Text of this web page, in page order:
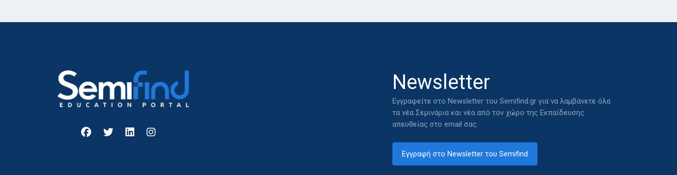
Newsletter
Εγγραφείτε στο Newsletter του Semifind.gr για να λαμβάνετε όλα
τα νέα Σεμινάρια και νέα από τον χώρο της Εκπαίδευσης
απευθείας στο email σας.
Εγγραφή στο Newsletter του Semifind